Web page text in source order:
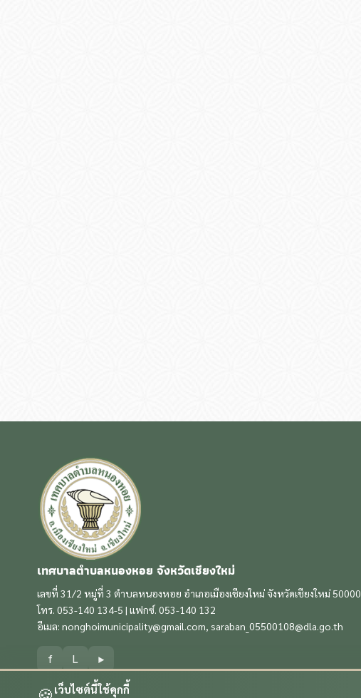
เว็บไซต์นี้ใช้คุกกี้
เทศบาลตำบลหนองหอย จังหวัดเชียงใหม่
เลขที่ 31/2 หมู่ที่ 3 ตำบลหนองหอย อำเภอเมืองเชียงใหม่ จังหวัดเชียงใหม่ 50000
โทร. 053-140 134-5 | แฟกซ์. 053-140 132
อีเมล: nonghoimunicipality@gmail.com saraban_05500108@dla.go.th
f L ▶